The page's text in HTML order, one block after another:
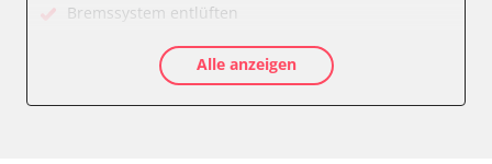
Fahrererkennung
Fahrtrichtungskamera
Fernlichtassistent
Bremssystem entlüften
AGR Ventil anlernen
Luftmassenmesser anlernen
Alle anzeigen